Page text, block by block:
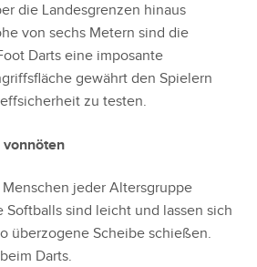
die Landesgrenzen hinaus
von sechs Metern sind die
Darts eine imposante
gewährt den Spielern
zu testen.
vonnöten
jeder Altersgruppe
sind leicht und lassen sich
überzogene Scheibe schießen.
Darts.